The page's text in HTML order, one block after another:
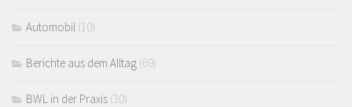
Automobil (10)
Berichte aus dem Alltag (69)
BWL in der Praxis (30)